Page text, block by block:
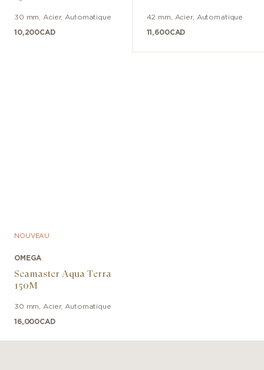
30 mm Acier, Automatique
10,200CAD
42 mm Acier, Automatique
11,600CAD
NOUVEAU
OMEGA
Seamaster Aqua Terra
150M
30 mm Acier, Automatique
16,000CAD